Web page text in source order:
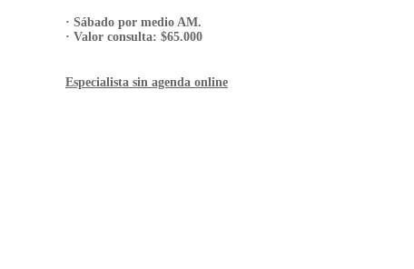
· Sábado por medio AM.
· Valor consulta: $65.000
Especialista sin agenda online